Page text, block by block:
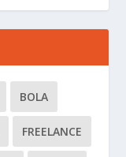
BOLA
FREELANCE